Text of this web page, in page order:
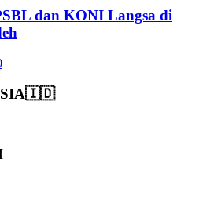
dan KONI Langsa di